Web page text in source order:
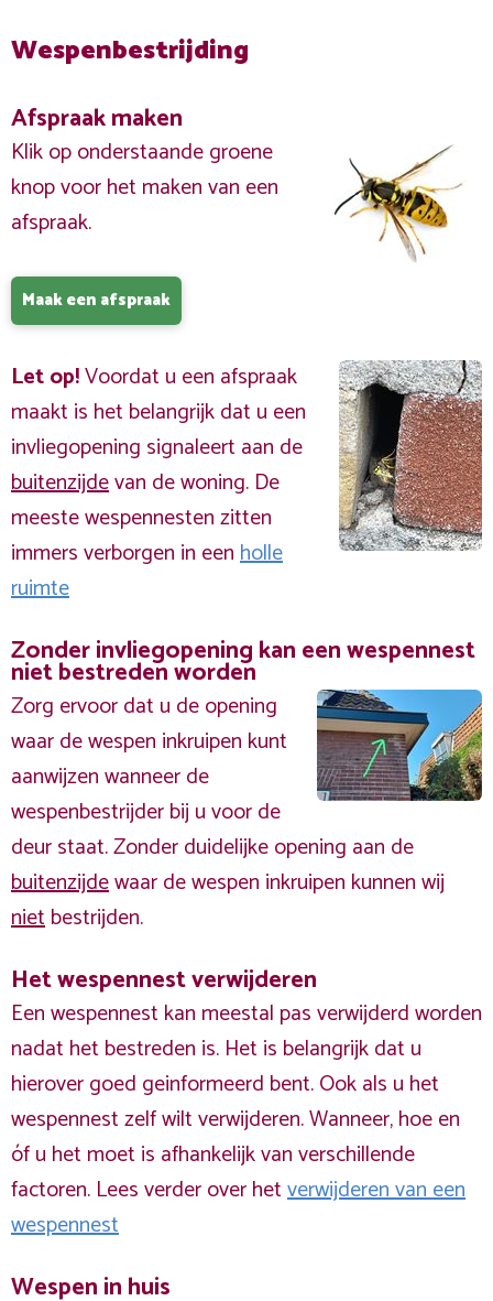
Wespenbestrijding
Afspraak maken
Klik op onderstaande groene
knop voor het maken van een
afspraak.
Maak een afspraak
Let op!Voordat u een afspraak
maakt is het belangrijk dat u een
invliegopening signaleert aan de
buitenzijdevan de woning. De
meeste wespennesten zitten
immers verborgen in eenholle
ruimte
Zonder invliegopening kan een wespennest
niet bestreden worden
Zorg ervoor dat u de opening
waar de wespen inkruipen kunt
aanwijzen wanneer de
wespenbestrijder bij u voor de
deur staat. Zonder duidelijke opening aan de
buitenzijdewaar de wespen inkruipen kunnen wij
nietbestrijden.
Het wespennest verwijderen
Een wespennest kan meestal pas verwijderd worden
nadat het bestreden is. Het is belangrijk dat u
hierover goed geinformeerd bent. Ook als u het
wespennest zelf wilt verwijderen. Wanneer, hoe en
óf u het moet is afhankelijk van verschillende
factoren. Lees verder over hetverwijderen van een
wespennest
Wespen in huis